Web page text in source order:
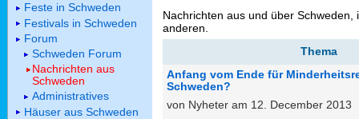
Nachrichten aus und über
anderen.
Thema
Anfang vom Ende für
Schweden?
von Nyheter am 12. December 2013
Feste in Schweden
Festivals in Schweden
Forum
Schweden Forum
Nachrichten aus
Schweden
Administratives
Häuser aus Schweden